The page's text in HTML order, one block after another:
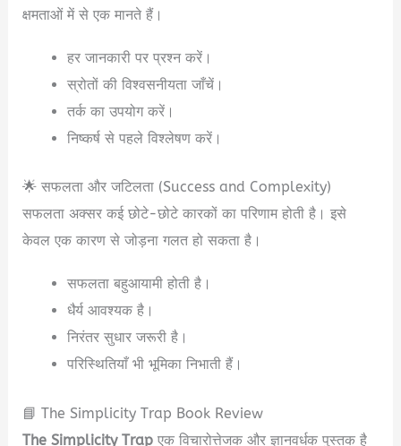
क्षमताओं में से एक मानते हैं।
हर जानकारी पर प्रश्न करें।
स्रोतों की विश्वसनीयता जाँचें।
तर्क का उपयोग करें।
निष्कर्ष से पहले विश्लेषण करें।
🌟 सफलता और जटिलता (Success and Complexity)
सफलता अक्सर कई छोटे-छोटे कारकों का परिणाम होती है। इसे
केवल एक कारण से जोड़ना गलत हो सकता है।
सफलता बहुआयामी होती है।
धैर्य आवश्यक है।
निरंतर सुधार जरूरी है।
परिस्थितियाँ भी भूमिका निभाती हैं।
📘 The Simplicity Trap Book Review
The Simplicity Trap एक विचारोत्तेजक और ज्ञानवर्धक पुस्तक है